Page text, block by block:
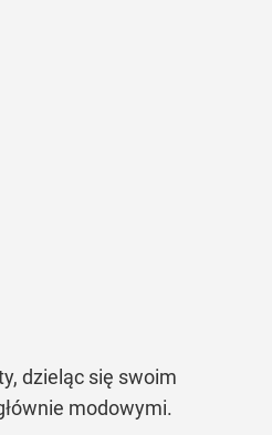
dzieląc się swoim
modowymi.